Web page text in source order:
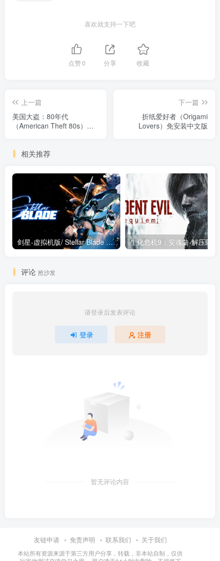
喜欢就支持一下吧
点赞0 分享 收藏
上一篇
美国大盗：80年代
（American Theft 80s）免
下一篇
折纸爱好者（Origami
Lovers）免安装中文版
相关推荐
剑星-虚拟机版/ Stellar Blade v1.4.1|Build.19963153 终极版新补丁 送修改器 免安装中文版
评论 抢沙发
请登录后发表评论
登录 注册
暂无评论内容
友链申请 免责声明 联系我们 关于我们
本站所有资源来源于第三方用户分享，转载，非本站自制，仅供